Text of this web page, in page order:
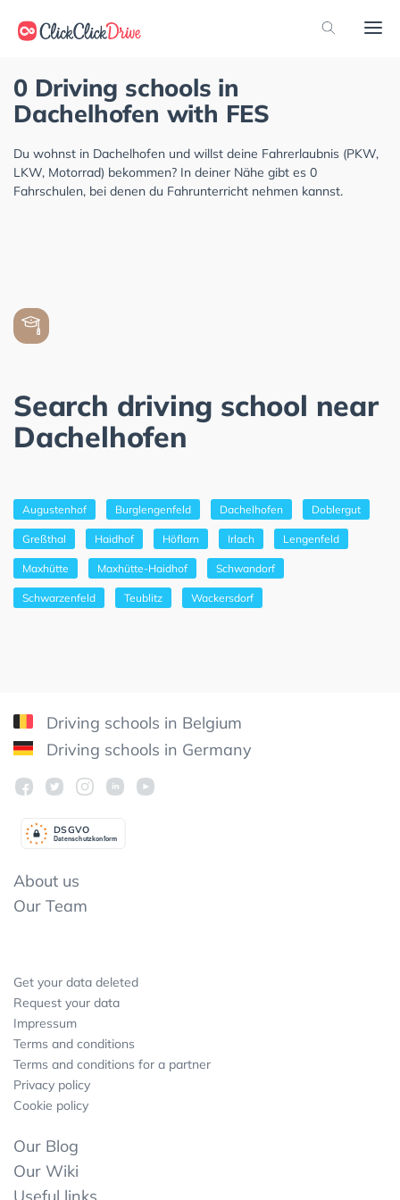
0 Driving schools in
Dachelhofen with FES
Du wohnst in Dachelhofen und willst deine Fahrerlaubnis (PKW,
LKW, Motorrad) bekommen? In deiner Nähe gibt es 0
Fahrschulen, bei denen du Fahrunterricht nehmen kannst.
Search driving school near
Dachelhofen
Augustenhof Burglengenfeld Dachelhofen Doblergut
Greßthal Haidhof Höflarn Irlach Lengenfeld
Maxhütte Maxhütte-Haidhof Schwandorf
Schwarzenfeld Teublitz Wackersdorf
Driving schools in Belgium
Driving schools in Germany
Datenschutzkonform
DSGVO
About us
Our Team
Get your data deleted
Request your data
Impressum
Terms and conditions
Terms and conditions for a partner
Privacy policy
Cookie policy
Our Blog
Our Wiki